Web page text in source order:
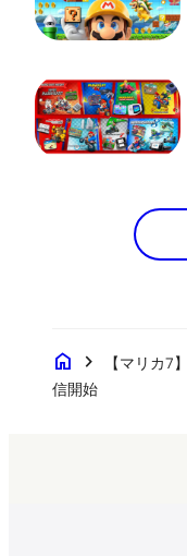
home chevron_right
【マリカ7
信開始